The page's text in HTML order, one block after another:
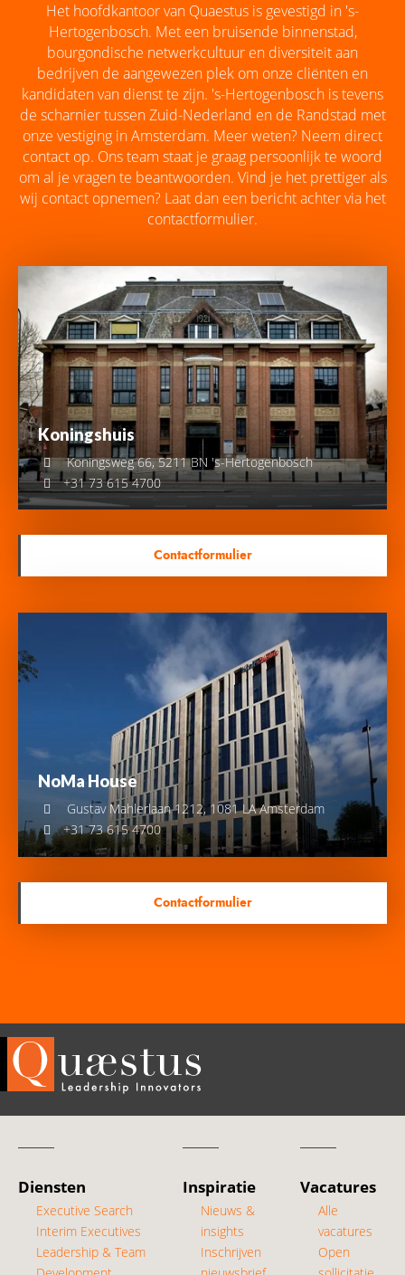
Het hoofdkantoor van Quaestus is gevestigd in 's-
Hertogenbosch. Met een bruisende binnenstad,
bourgondische netwerkcultuur en diversiteit aan
bedrijven de aangewezen plek om onze cliënten en
kandidaten van dienst te zijn. 's-Hertogenbosch is tevens
de scharnier tussen Zuid-Nederland en de Randstad met
onze vestiging in Amsterdam. Meer weten? Neem direct
contact op. Ons team staat je graag persoonlijk te woord
om al je vragen te beantwoorden. Vind je het prettiger als
wij contact opnemen? Laat dan een bericht achter via het
contactformulier.
Koningshuis
Koningsweg 66, 5211 BN 's-Hertogenbosch
+31 73 615 4700
Contactformulier
NoMa House
Gustav Mahlerlaan 1212, 1081 LA Amsterdam
+31 73 615 4700
Contactformulier
Diensten
Executive Search
Interim Executives
Leadership & Team
Inspiratie
Nieuws &
insights
Inschrijven
Vacatures
Alle
vacatures
Open